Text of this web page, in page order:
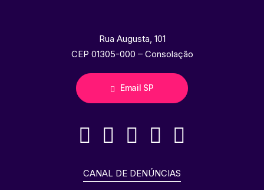
Rua Augusta, 101
CEP 01305-000 – Consolação
Email SP
CANAL DE DENÚNCIAS